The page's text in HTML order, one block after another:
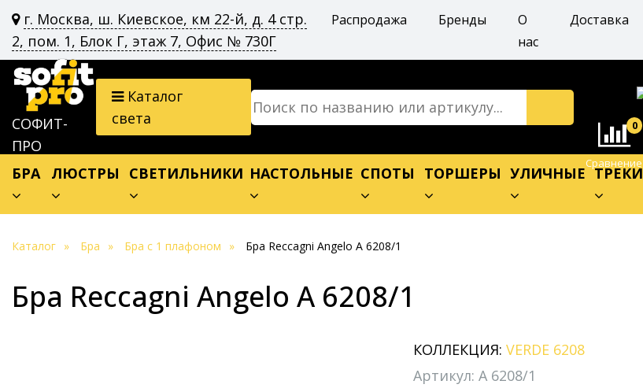
г. Москва, ш. Киевское, км 22-й, д. 4 стр.
2, пом. 1, Блок Г, этаж 7, Офис № 730Г
Распродажа Бренды
О
нас
Доставка
СОФИТ-
ПРО
Каталог
света
0
Сравнение
БРА ЛЮСТРЫ СВЕТИЛЬНИКИ НАСТОЛЬНЫЕ СПОТЫ ТОРШЕРЫ УЛИЧНЫЕ ТРЕКИ
Каталог Бра Бра с 1 плафоном Бра Reccagni Angelo A 6208/1
Бра Reccagni Angelo A 6208/1
КОЛЛЕКЦИЯ: VERDE 6208
Артикул: A 6208/1